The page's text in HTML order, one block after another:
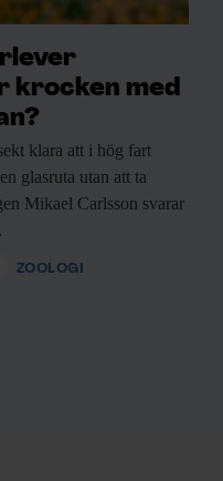
krocken med
klara att i hög fart
glasruta utan att ta
Mikael Carlsson svarar
ZOOLOGI